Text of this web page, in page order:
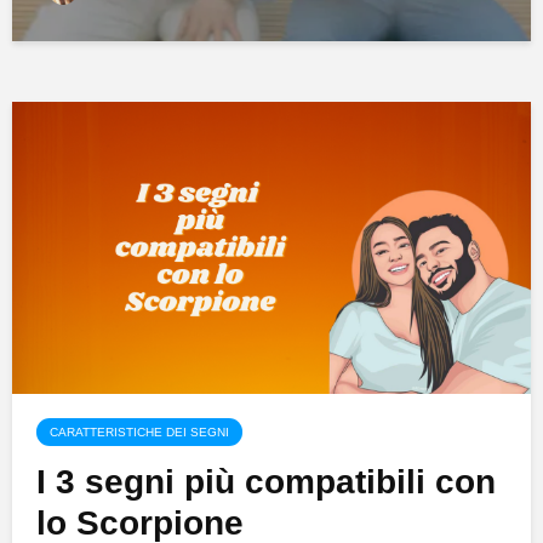
CARATTERISTICHE DEI SEGNI
I 3 segni più compatibili con
lo Scorpione